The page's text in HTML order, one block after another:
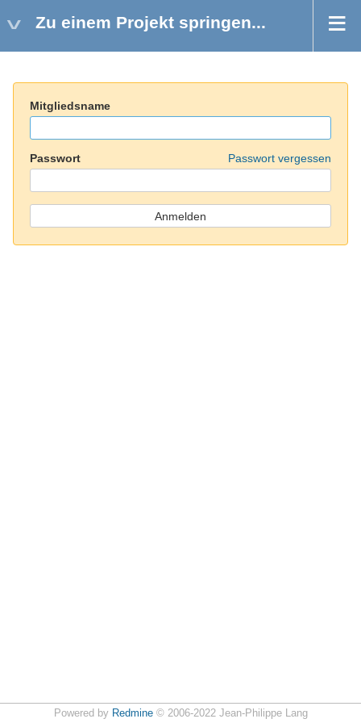
Zu einem Projekt springen...
Mitgliedsname
Passwort Passwort vergessen
Powered by Redmine© 2006-2022 Jean-Philippe Lang